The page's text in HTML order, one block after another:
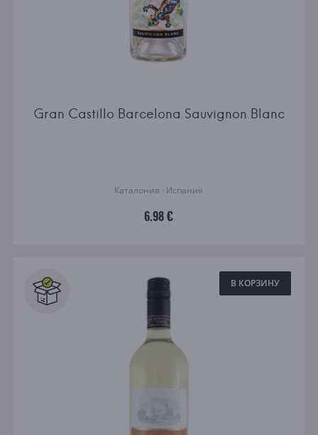
Gran Castillo Barcelona Sauvignon Blanc
Каталония · Испания
6.98 €
В КОРЗИНУ